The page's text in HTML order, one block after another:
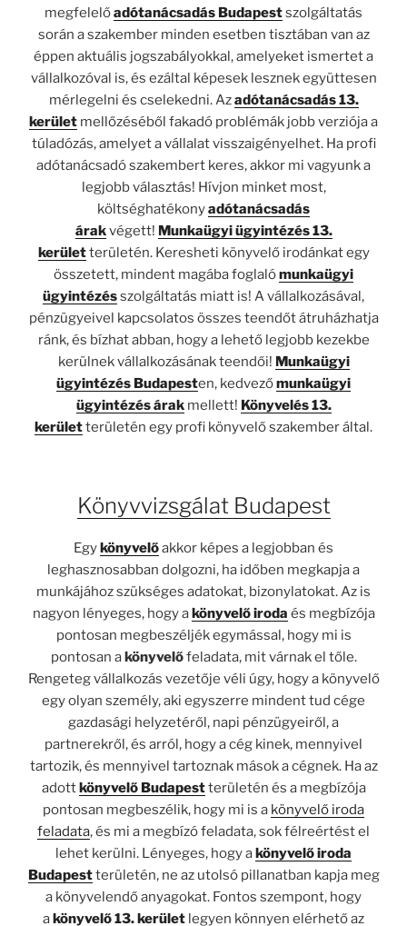
megfelelőadótanácsadás Budapestszolgáltatás
során a szakember minden esetben tisztában van az
éppen aktuális jogszabályokkal, amelyeket ismertet a
vállalkozóval is, és ezáltal képesek lesznek együttesen
mérlegelni és cselekedni. Azadótanácsadás 13.
kerület mellőzéséből fakadó problémák jobb verziója a
túladózás, amelyet a vállalat visszaigényelhet. Ha profi
adótanácsadó szakembert keres, akkor mi vagyunk a
legjobb választás! Hívjon minket most,
költséghatékonyadótanácsadás
árakvégett! Munkaügyi ügyintézés 13.
kerületterületén. Keresheti könyvelő irodánkat egy
összetett, mindent magába foglalómunkaügyi
ügyintézésszolgáltatás miatt is! A vállalkozásával,
pénzügyeivel kapcsolatos összes teendőt átruházhatja
ránk, és bízhat abban, hogy a lehető legjobb kezekbe
kerülnek vállalkozásának teendői! Munkaügyi
ügyintézés Budapesten, kedvezőmunkaügyi
ügyintézés árakmellett! Könyvelés 13.
kerületterületén egy profi könyvelő szakember által.
Könyvvizsgálat Budapest
Egy könyvelőakkor képes a legjobban és
leghasznosabban dolgozni, ha időben megkapja a
munkájához szükséges adatokat, bizonylatokat. Az is
nagyon lényeges, hogy a könyvelő iroda és megbízója
pontosan megbeszéljék egymással, hogy mi is
pontosan a könyvelőfeladata, mit várnak el tőle.
Rengeteg vállalkozás vezetője véli úgy, hogy a könyvelő
egy olyan személy, aki egyszerre mindent tud cége
gazdasági helyzetéről, napi pénzügyeiről, a
partnerekről, és arról, hogy a cég kinek, mennyivel
tartozik, és mennyivel tartoznak mások a cégnek. Ha az
adott könyvelő Budapestterületén és a megbízója
pontosan megbeszélik, hogy mi is a könyvelő iroda
feladata, és mi a megbízó feladata, sok félreértést el
lehet kerülni. Lényeges, hogy a könyvelő iroda
Budapestterületén, ne az utolsó pillanatban kapja meg
a könyvelendő anyagokat. Fontos szempont, hogy
a könyvelő 13. kerület legyen könnyen elérhető az